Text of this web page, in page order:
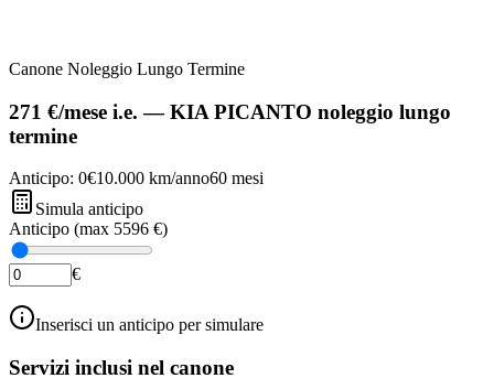
Canone Noleggio Lungo Termine
271 €/mese i.e. —KIA PICANTO noleggio lungo
termine
Anticipo: 0€10.000 km/anno60 mesi
Simula anticipo
Anticipo (max 5596 €)
€
Inserisci un anticipo per simulare
Servizi inclusi nel canone